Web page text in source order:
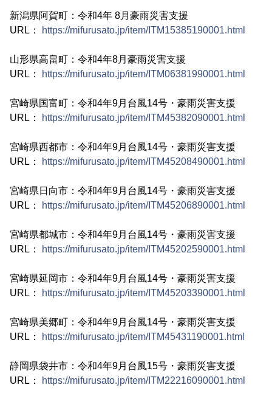
新潟県阿賀町：令和4年 8月豪雨災害支援
URL：
https://mifurusato.jp/item/ITM15385190001.html
山形県高畠町：令和4年8月豪雨災害支援
URL：
https://mifurusato.jp/item/ITM06381990001.html
宮崎県国富町：令和4年9月台風14号・豪雨災害支援
URL：
https://mifurusato.jp/item/ITM45382090001.html
宮崎県西都市：令和4年9月台風14号・豪雨災害支援
URL：
https://mifurusato.jp/item/ITM45208490001.html
宮崎県日向市：令和4年9月台風14号・豪雨災害支援
URL：
https://mifurusato.jp/item/ITM45206890001.html
宮崎県都城市：令和4年9月台風14号・豪雨災害支援
URL：
https://mifurusato.jp/item/ITM45202590001.html
宮崎県延岡市：令和4年9月台風14号・豪雨災害支援
URL：
https://mifurusato.jp/item/ITM45203390001.html
宮崎県美郷町：令和4年9月台風14号・豪雨災害支援
URL：
https://mifurusato.jp/item/ITM45431190001.html
静岡県袋井市：令和4年9月台風15号・豪雨災害支援
URL：
https://mifurusato.jp/item/ITM22216090001.html